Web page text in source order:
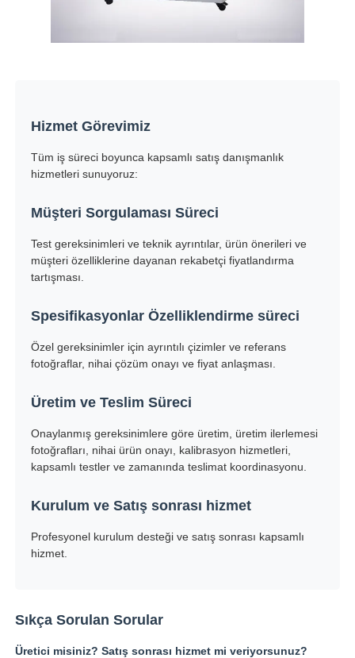
Hizmet Görevimiz
Tüm iş süreci boyunca kapsamlı satış danışmanlık
hizmetleri sunuyoruz:
Müşteri Sorgulaması Süreci
Test gereksinimleri ve teknik ayrıntılar, ürün önerileri ve
müşteri özelliklerine dayanan rekabetçi fiyatlandırma
tartışması.
Spesifikasyonlar Özelliklendirme süreci
Özel gereksinimler için ayrıntılı çizimler ve referans
fotoğraflar, nihai çözüm onayı ve fiyat anlaşması.
Üretim ve Teslim Süreci
Onaylanmış gereksinimlere göre üretim, üretim ilerlemesi
fotoğrafları, nihai ürün onayı, kalibrasyon hizmetleri,
kapsamlı testler ve zamanında teslimat koordinasyonu.
Kurulum ve Satış sonrası hizmet
Profesyonel kurulum desteği ve satış sonrası kapsamlı
hizmet.
Sıkça Sorulan Sorular
Üretici misiniz? Satış sonrası hizmet mi veriyorsunuz?